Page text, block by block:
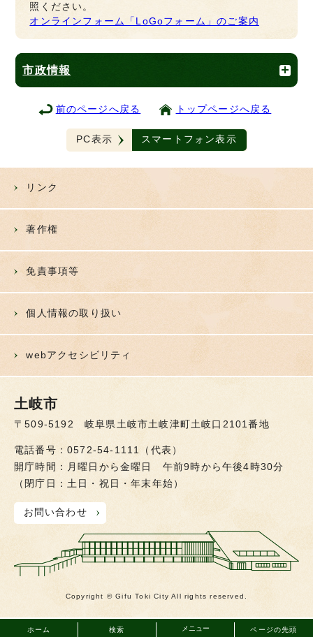
照ください。
オンラインフォーム「LoGoフォーム」のご案内
市政情報
前のページへ戻る トップページへ戻る
PC表示 スマートフォン表示
ホーム 検索 メニュー ページの先頭
リンク
著作権
免責事項等
個人情報の取り扱い
webアクセシビリティ
土岐市
〒509-5192 岐阜県土岐市土岐津町土岐口2101番地
電話番号：0572-54-1111（代表）
開庁時間：月曜日から金曜日 午前9時から午後4時30分
（閉庁日：土日・祝日・年末年始）
お問い合わせ
Copyright © Gifu Toki City All rights reserved.